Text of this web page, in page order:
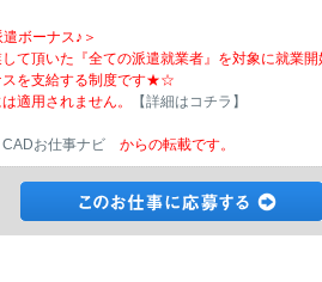
ボーナス♪＞
て頂いた『全ての派遣就業者』を対象に就業開
スを支給する制度です★☆
適用されません。
【詳細はコチラ】
CADお仕事ナビ からの転載です。